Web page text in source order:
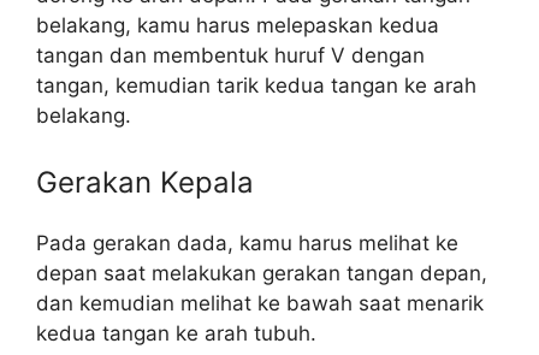
belakang, kamu harus melepaskan kedua
tangan dan membentuk huruf V dengan
tangan, kemudian tarik kedua tangan ke arah
belakang.
Gerakan Kepala
Pada gerakan dada, kamu harus melihat ke
depan saat melakukan gerakan tangan depan,
dan kemudian melihat ke bawah saat menarik
kedua tangan ke arah tubuh.